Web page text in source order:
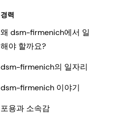
경력
왜 dsm-firmenich에서 일
해야 할까요?
dsm-firmenich의 일자리
dsm-firmenich 이야기
포용과 소속감